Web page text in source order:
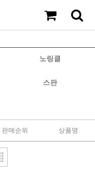
노링클
스판
판매순위 상품명